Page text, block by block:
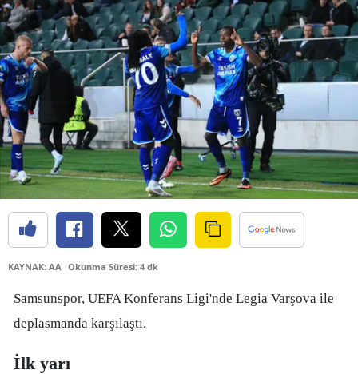
Bilecik
Bingöl
Bitlis
Bolu
Burdur
Bursa
Çanakkale
Çankırı
Denizli
KAYNAK: AA Okunma Süresi: 4 dk
Samsunspor, UEFA Konferans Ligi'nde Legia Varşova ile
deplasmanda karşılaştı.
İlk yarı